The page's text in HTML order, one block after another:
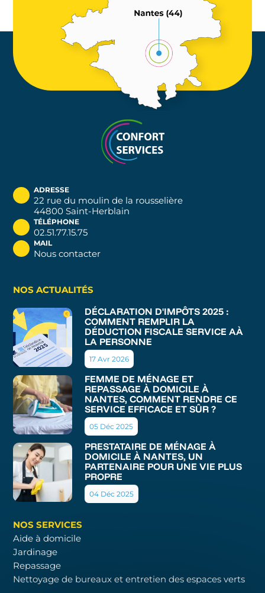
ADRESSE
22 rue du moulin de la rousselière
44800 Saint-Herblain
TÉLÉPHONE
02.51.77.15.75
MAIL
Nous contacter
NOS ACTUALITÉS
DÉCLARATION D'IMPÔTS 2025 :
COMMENT REMPLIR LA
DÉDUCTION FISCALE SERVICE AÀ
LA PERSONNE
17 Avr 2026
FEMME DE MÉNAGE ET
REPASSAGE À DOMICILE À
NANTES, COMMENT RENDRE CE
SERVICE EFFICACE ET SÛR ?
05 Déc 2025
PRESTATAIRE DE MÉNAGE À
DOMICILE À NANTES, UN
PARTENAIRE POUR UNE VIE PLUS
PROPRE
04 Déc 2025
NOS SERVICES
Aide à domicile
Jardinage
Repassage
Nettoyage de bureaux et entretien des espaces verts